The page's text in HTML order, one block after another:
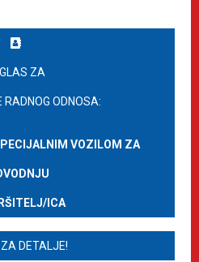
ZA
ODNOSA:
VOZILOM ZA
ICA
ZA DETALJE!